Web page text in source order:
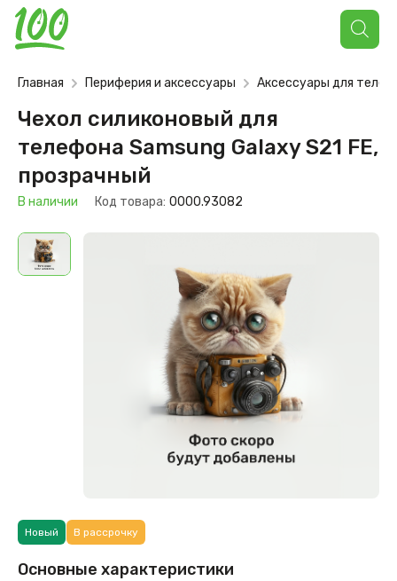
Поиск
товаров
Главная Периферия и аксессуары Аксессуары для
Чехол силиконовый для
телефона Samsung Galaxy S21 FE,
прозрачный
В наличии Код товара: 0000.93082
Новый В рассрочку
Основные характеристики